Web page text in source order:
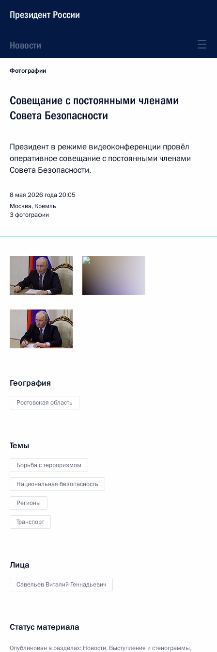
Президент России
Новости
Фотографии
Совещание с постоянными членами
Совета Безопасности
Президент в режиме видеоконференции провёл
оперативное совещание с постоянными членами
Совета Безопасности.
8 мая 2026 года20:05
Москва, Кремль
3 фотографии
География
Ростовская область
Темы
Борьба с терроризмом
Национальная безопасность
Регионы
Транспорт
Лица
Савельев Виталий Геннадьевич
Статус материала
Опубликован в разделах: Новости, Выступления и стенограммы,